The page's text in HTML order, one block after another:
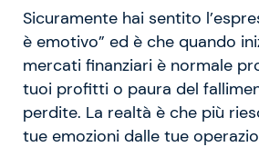
Sicuramente hai sentito
è emotivo” ed è che quando
mercati finanziari è normale
tuoi profitti o paura del
perdite. La realtà è che più
tue emozioni dalle tue